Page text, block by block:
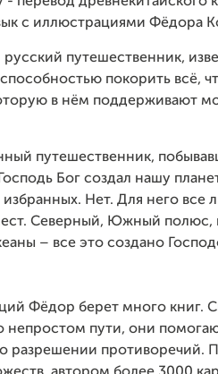
с иллюстрациями Фёдора
путешественник,
покорить всё,
в нём поддерживают
путешественник,
Бог создал нашу
избранных. Нет. Для него
Северный, Южный полюс,
– все это создано
Фёдор берет много книг.
непростом пути, они
разрешении противоречий.